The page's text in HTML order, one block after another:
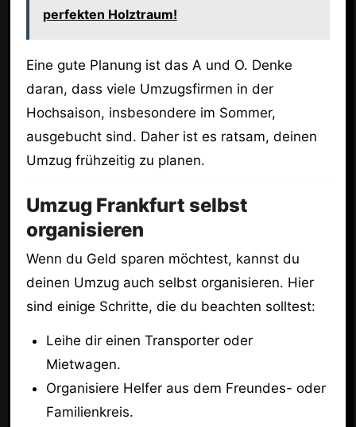
perfekten Holztraum!
Eine gute Planung ist das A und O. Denke
daran, dass viele Umzugsfirmen in der
Hochsaison, insbesondere im Sommer,
ausgebucht sind. Daher ist es ratsam, deinen
Umzug frühzeitig zu planen.
Umzug Frankfurt selbst
organisieren
Wenn du Geld sparen möchtest, kannst du
deinen Umzug auch selbst organisieren. Hier
sind einige Schritte, die du beachten solltest:
Leihe dir einen Transporter oder
Mietwagen.
Organisiere Helfer aus dem Freundes- oder
Familienkreis.